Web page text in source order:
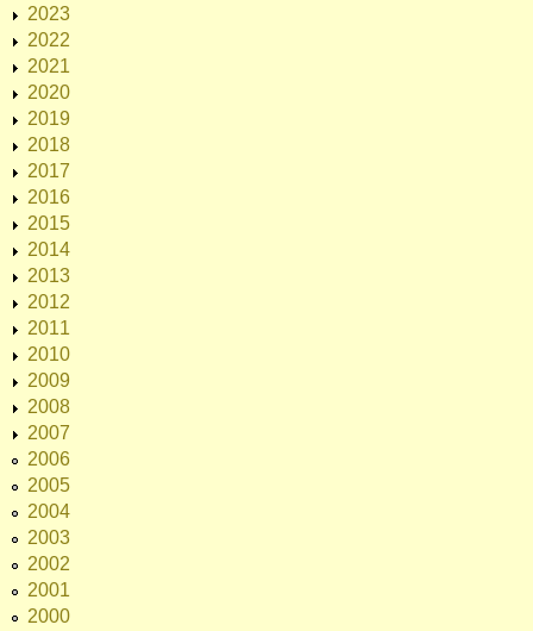
2023
2022
2021
2020
2019
2018
2017
2016
2015
2014
2013
2012
2011
2010
2009
2008
2007
2006
2005
2004
2003
2002
2001
2000